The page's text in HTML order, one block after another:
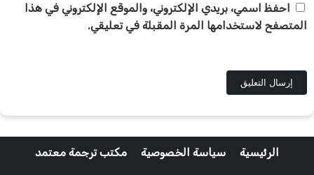
احفظ اسمي، بريدي الإلكتروني، والموقع الإلكتروني في هذا
المتصفح لاستخدامها المرة المقبلة في تعليقي.
الرئيسية سياسة الخصوصية مكتب ترجمة معتمد